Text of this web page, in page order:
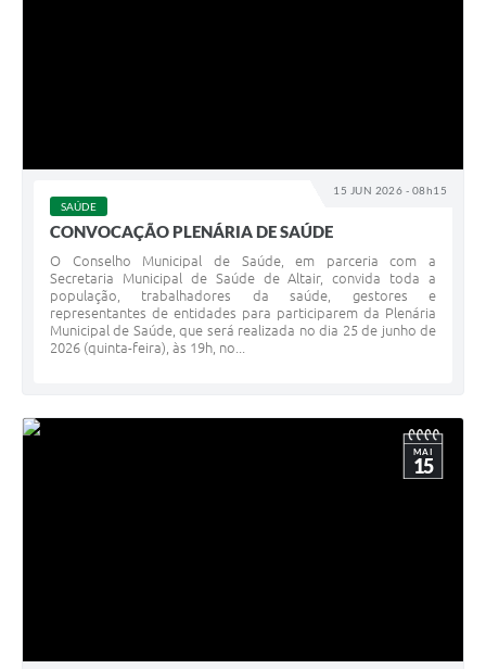
15 JUN 2026 - 08h15
SAÚDE
CONVOCAÇÃO PLENÁRIA DE SAÚDE
O Conselho Municipal de Saúde, em parceria com a
Secretaria Municipal de Saúde de Altair, convida toda a
população, trabalhadores da saúde, gestores e
representantes de entidades para participarem da Plenária
Municipal de Saúde, que será realizada no dia 25 de junho de
2026 (quinta-feira), às 19h, no...
MAI
15